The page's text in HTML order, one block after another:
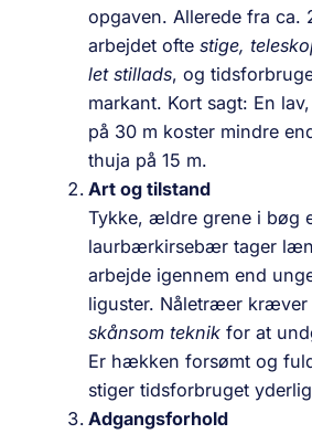
opgaven. Allerede fra ca.
arbejdet ofte stige,
let stillads, og
markant. Kort sagt: En
på 30 m koster mindre
thuja på 15 m.
Art og tilstand
Tykke, ældre grene i bøg
laurbærkirsebær tager
arbejde igennem end
liguster. Nåletræer kræver
skånsom teknik for at
Er hækken forsømt og
stiger tidsforbruget
Adgangsforhold